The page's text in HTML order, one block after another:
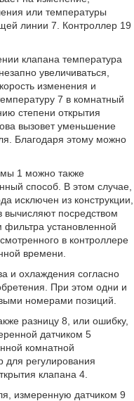
или температуры
линии 7. Контроллер 19
клапана температура
увеличиваться,
изменения и
7 в комнатный
степени открытия
вызовет уменьшение
Благодаря этому можно
1 можно также
способ. В этом случае,
исключен из конструкции,
посредством
установленной
в контроллере
времени.
и охлаждения согласно
При этом одни и
номерами позиций.
разницу 8, или ошибку,
датчиком 5
комнатной
для регулирования
клапана 4.
измеренную датчиком 9